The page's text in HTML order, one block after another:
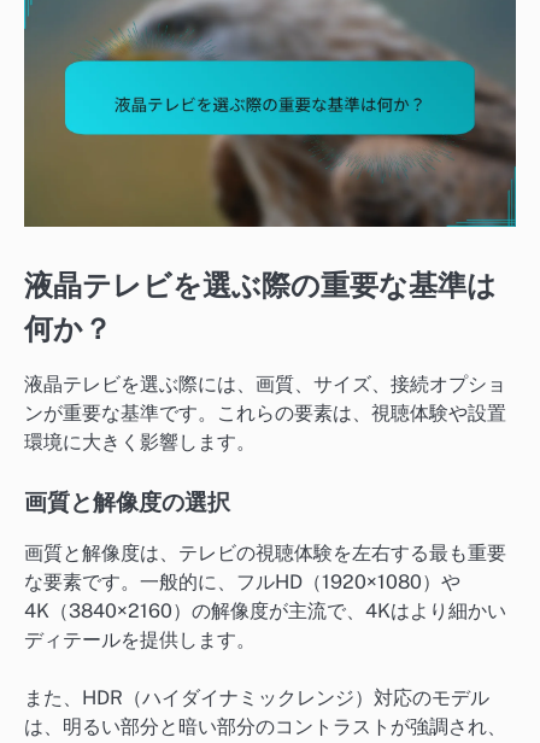
液晶テレビを選ぶ際の重要な基準は
何か？
液晶テレビを選ぶ際には、画質、サイズ、接続オプショ
ンが重要な基準です。これらの要素は、視聴体験や設置
環境に大きく影響します。
画質と解像度の選択
画質と解像度は、テレビの視聴体験を左右する最も重要
な要素です。一般的に、フルHD（1920×1080）や
4K（3840×2160）の解像度が主流で、4Kはより細かい
ディテールを提供します。
また、HDR（ハイダイナミックレンジ）対応のモデル
は、明るい部分と暗い部分のコントラストが強調され、